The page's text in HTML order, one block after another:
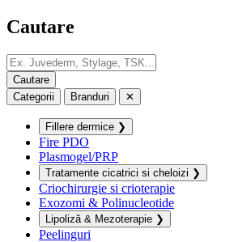
Cautare
Categorii Branduri ✕
Fillere dermice ❯
Fire PDO
Plasmogel/PRP
Tratamente cicatrici si cheloizi ❯
Criochirurgie si crioterapie
Exozomi & Polinucleotide
Lipoliză & Mezoterapie ❯
Peelinguri